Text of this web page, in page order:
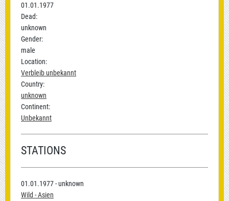
01.01.1977
Dead:
unknown
Gender:
male
Location:
Verbleib unbekannt
Country:
unknown
Continent:
Unbekannt
STATIONS
01.01.1977 - unknown
Wild - Asien